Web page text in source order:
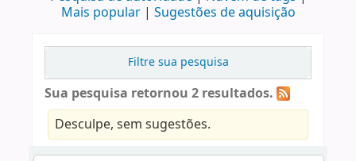
Mais popular
Sugestões de aquisição
Filtre sua pesquisa
Sua pesquisa retornou 2 resultados.
Desculpe, sem sugestões.